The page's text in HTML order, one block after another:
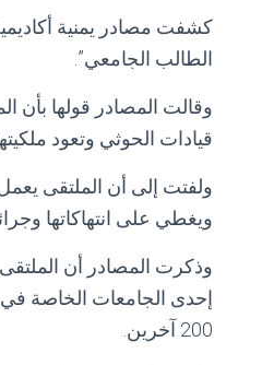
كشفت مصادر يمنية
الطالب الجامعي”.
وقالت المصادر قولها بأن
قيادات الحوثي وتعود
ولفتت إلى أن الملتقى
ويغطي على انتهاكاتها
وذكرت المصادر أن
200 آخرين.